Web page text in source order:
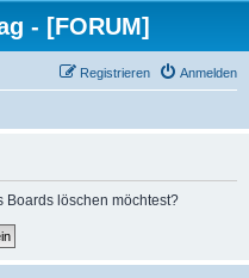
- [FORUM]
Anmelden
Registrieren
Boards löschen möchtest?